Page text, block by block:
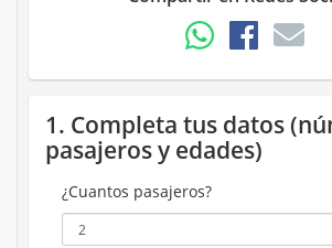
1. Completa tus datos
pasajeros y edades)
¿Cuantos pasajeros?